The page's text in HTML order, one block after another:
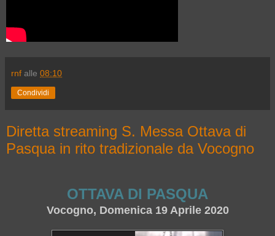
rnf alle 08:10
Condividi
Diretta streaming S. Messa Ottava di
Pasqua in rito tradizionale da Vocogno
OTTAVA DI PASQUA
Vocogno, Domenica 19 Aprile 2020